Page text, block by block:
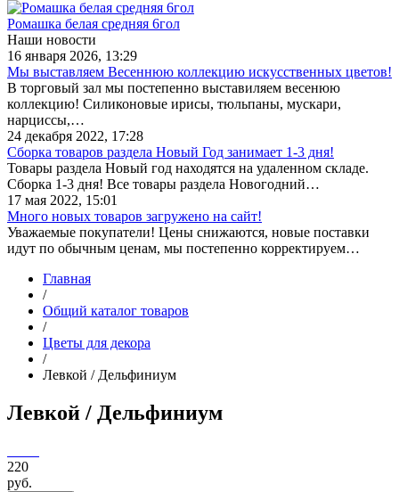
Ромашка белая средняя 6гол
Наши новости
16 января 2026, 13:29
Мы выставляем Весеннюю коллекцию искусственных цветов!
В торговый зал мы постепенно выставиляем весенюю
коллекцию! Силиконовые ирисы, тюльпаны, мускари,
нарциссы,…
24 декабря 2022, 17:28
Сборка товаров раздела Новый Год занимает 1-3 дня!
Товары раздела Новый год находятся на удаленном складе.
Сборка 1-3 дня! Все товары раздела Новогодний…
17 мая 2022, 15:01
Много новых товаров загружено на сайт!
Уважаемые покупатели! Цены снижаются, новые поставки
идут по обычным ценам, мы постепенно корректируем…
Главная
/
Общий каталог товаров
/
Цветы для декора
/
Левкой / Дельфиниум
Левкой / Дельфиниум
220
руб.